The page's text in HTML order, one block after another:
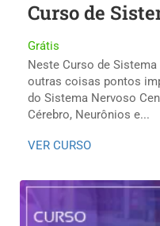
Curso de
Grátis
Neste Curso de
outras coisas pontos
do Sistema Nervoso
Cérebro, Neurônios e...
VER CURSO